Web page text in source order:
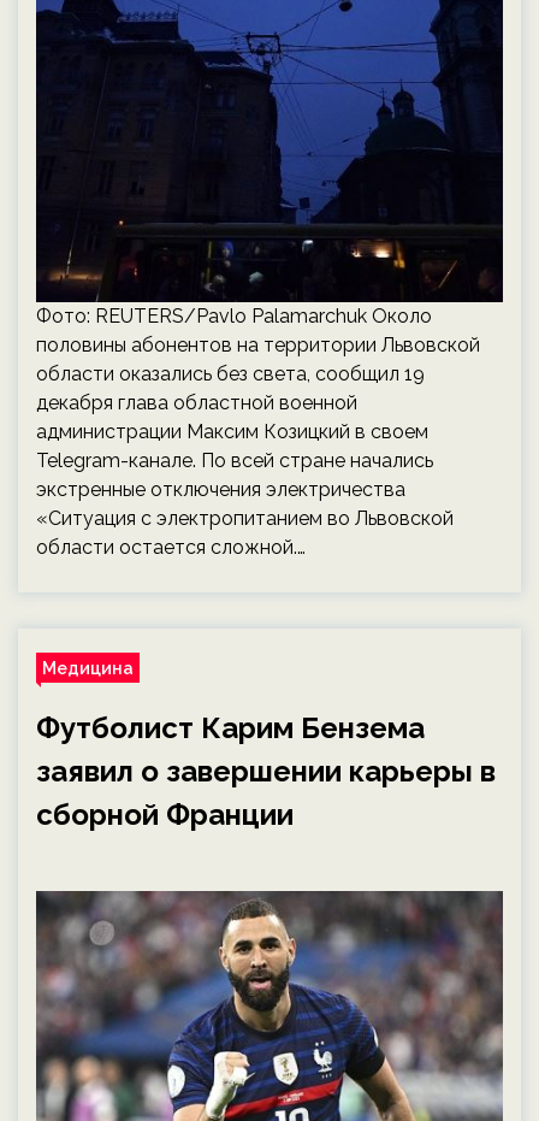
Фото: REUTERS/Pavlo Palamarchuk Около
половины абонентов на территории Львовской
области оказались без света, сообщил 19
декабря глава областной военной
администрации Максим Козицкий в своем
Telegram-канале. По всей стране начались
экстренные отключения электричества
«Ситуация с электропитанием во Львовской
области остается сложной.…
Медицина
Футболист Карим Бензема
заявил о завершении карьеры в
сборной Франции